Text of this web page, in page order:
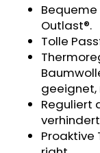
Outlast®.
Tolle
geeignet,
Reguliert
Proaktive
SWEATHOSE
DENIM
LÖWE
€32,50